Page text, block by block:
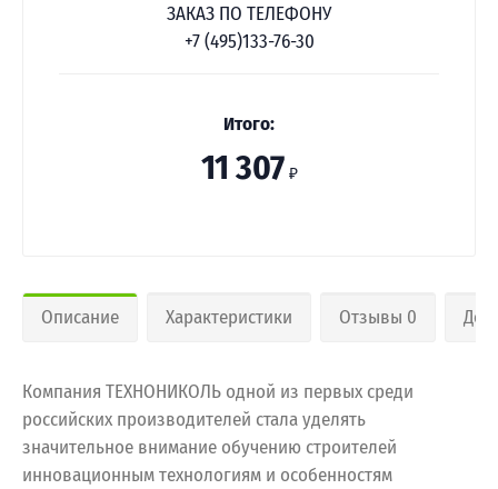
ЗАКАЗ ПО ТЕЛЕФОНУ
+7 (495)133-76-30
Итого:
11 307 ₽
Описание Характеристики Отзывы 0
Компания ТЕХНОНИКОЛЬ одной из первых среди
российских производителей стала уделять
значительное внимание обучению строителей
инновационным технологиям и особенностям